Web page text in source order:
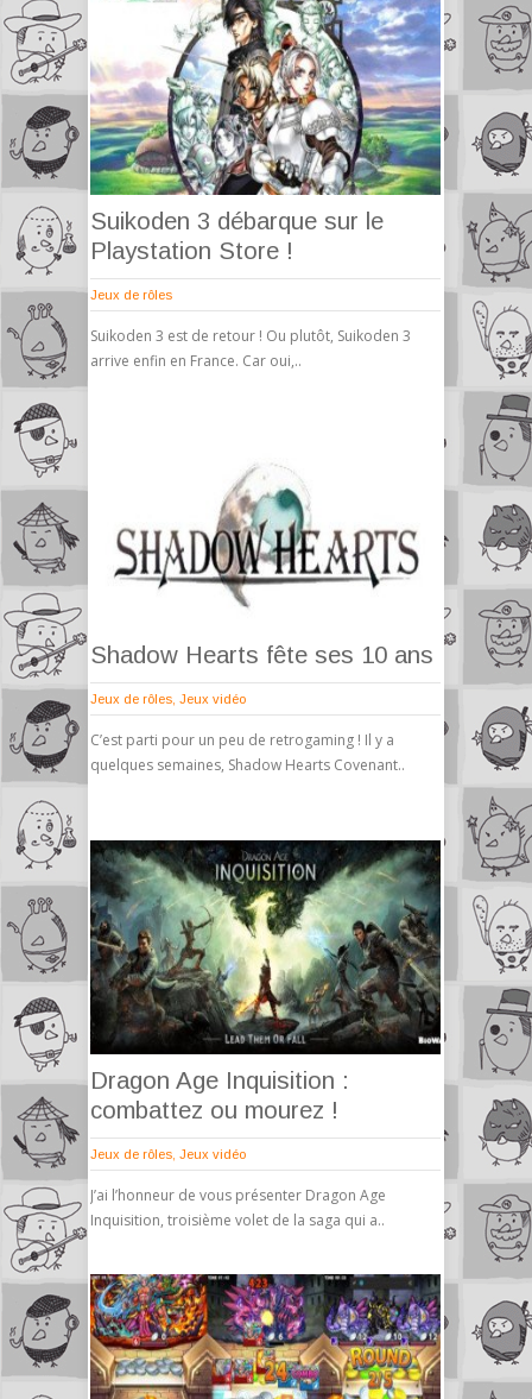
Suikoden 3 débarque sur le
Playstation Store !
Jeux de rôles
Suikoden 3 est de retour ! Ou plutôt, Suikoden 3
arrive enfin en France. Car oui,..
Shadow Hearts fête ses 10 ans
Jeux de rôles Jeux vidéo
C’est parti pour un peu de retrogaming ! Il y a
quelques semaines, Shadow Hearts Covenant..
Dragon Age Inquisition :
combattez ou mourez !
Jeux de rôles Jeux vidéo
J’ai l’honneur de vous présenter Dragon Age
Inquisition, troisième volet de la saga qui a..